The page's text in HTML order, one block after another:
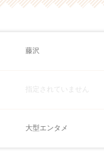
藤沢
指定されていません
大型エンタメ